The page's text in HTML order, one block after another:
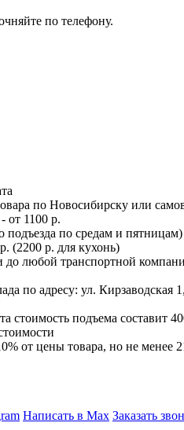
по телефону.
по Новосибирску или
от 1100 р.
подъезда по средам и пятницам)
(2200 р. для кухонь)
до любой транспортной
по адресу: ул. Кирзаводская
стоимость подъема составит
от цены товара, но не менее
Написать в Max Заказать